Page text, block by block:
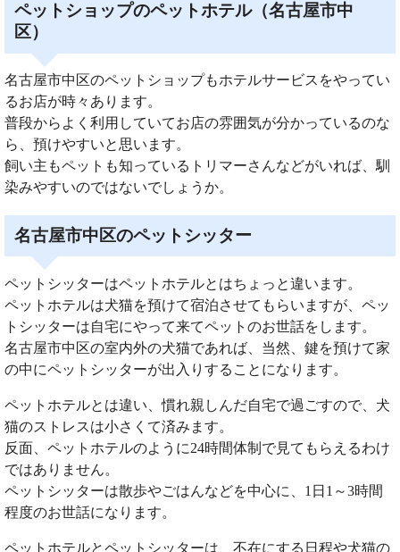
ペットショップのペットホテル（名古屋市中
区）
名古屋市中区のペットショップもホテルサービスをやってい
るお店が時々あります。
普段からよく利用していてお店の雰囲気が分かっているのな
ら、預けやすいと思います。
飼い主もペットも知っているトリマーさんなどがいれば、馴
染みやすいのではないでしょうか。
名古屋市中区のペットシッター
ペットシッターはペットホテルとはちょっと違います。
ペットホテルは犬猫を預けて宿泊させてもらいますが、ペッ
トシッターは自宅にやって来てペットのお世話をします。
名古屋市中区の室内外の犬猫であれば、当然、鍵を預けて家
の中にペットシッターが出入りすることになります。
ペットホテルとは違い、慣れ親しんだ自宅で過ごすので、犬
猫のストレスは小さくて済みます。
反面、ペットホテルのように24時間体制で見てもらえるわけ
ではありません。
ペットシッターは散歩やごはんなどを中心に、1日1～3時間
程度のお世話になります。
ペットホテルとペットシッターは、不在にする日程や犬猫の